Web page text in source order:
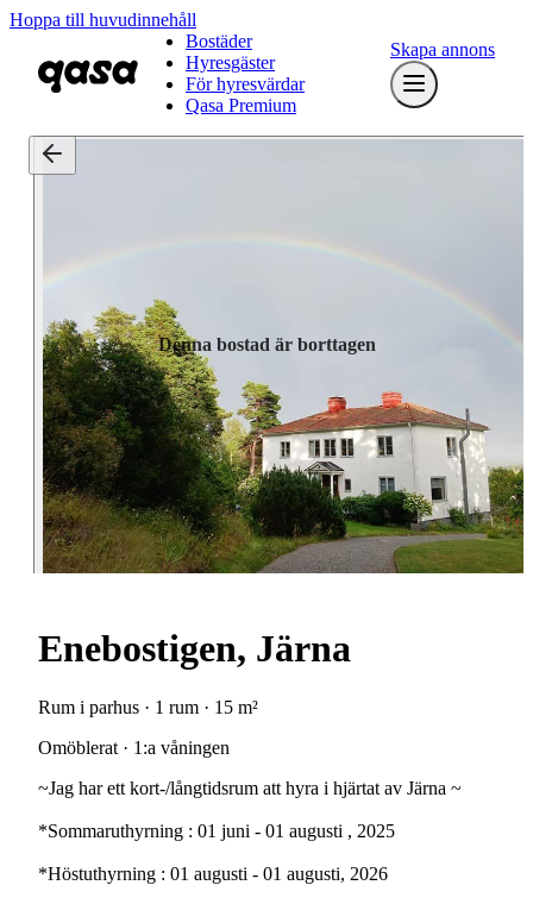
Hoppa till huvudinnehåll
Bostäder
Hyresgäster
För hyresvärdar
Qasa Premium
Skapa annons
Denna bostad är borttagen
Enebostigen, Järna
Rum i parhus · 1 rum · 15 m²
Omöblerat · 1:a våningen
~Jag har ett kort-/långtidsrum att hyra i hjärtat av Järna ~
*Sommaruthyrning : 01 juni - 01 augusti , 2025
*Höstuthyrning : 01 augusti - 01 augusti, 2026